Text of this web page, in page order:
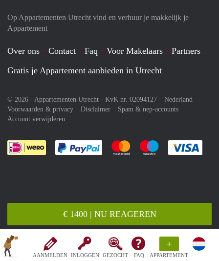
AANMELDEN INLOGGEN GEZOCHT FAQ
+
APPARTEMENT
€ 1400 | NU REAGEREN
Op Appartementen Utrecht vind en verhuur je makkelijk je
Appartement
Over ons Contact Faq Voor Makelaars
Partners
Gratis je Appartement aanbieden in Utrecht
© 2026 - Appartementen Utrecht - KvK nr. 02094127 – Nederland
Voorwaarden & privacy
Disclaimer
Spam & nep-accounts
Account verwijderen
Je rekent gemakkelijk af met Paypal
Je rekent gemakkelijk af met
Je rekent